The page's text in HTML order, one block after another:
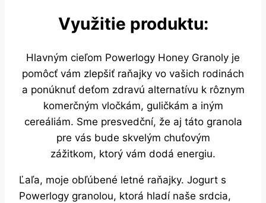
Využitie produktu:
Hlavným cieľom Powerlogy Honey Granoly je
pomôcť vám zlepšiť raňajky vo vašich rodinách
a ponúknuť deťom zdravú alternatívu k rôznym
komerčným vločkám, guličkám a iným
cereáliám. Sme presvedční, že aj táto granola
pre vás bude skvelým chuťovým
zážitkom, ktorý vám dodá energiu.
Ľaľa, moje obľúbené letné raňajky. Jogurt s
Powerlogy granolou, ktorá hladí naše srdcia,